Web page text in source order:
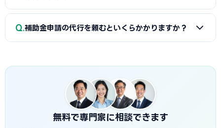
メーカーまたは省エネ診断機関の協力が必要です。白山商工
会で対象設備・申請書類の確認と診断機関の紹介を受けるこ
A
指定設備導入事業は事前登録された省エネ設備から選ぶ
Q 補助金申請の代行を頼むといくらかかりますか？
す。当サイトでは白山市に対応した専門家を無料でご紹介して
無料で専門家に相談できます